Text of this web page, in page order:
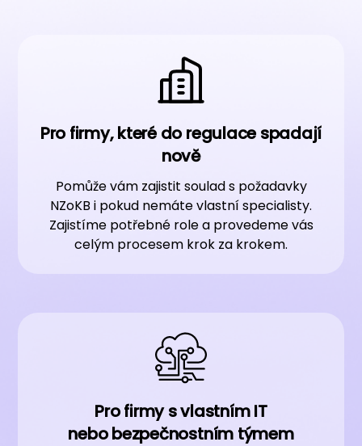
Pro firmy, které do regulace spadají
nově
Pomůže vám zajistit soulad s požadavky
NZoKB i pokud nemáte vlastní specialisty.
Zajistíme potřebné role a provedeme vás
celým procesem krok za krokem.
Pro firmy s vlastním IT
nebo bezpečnostním týmem